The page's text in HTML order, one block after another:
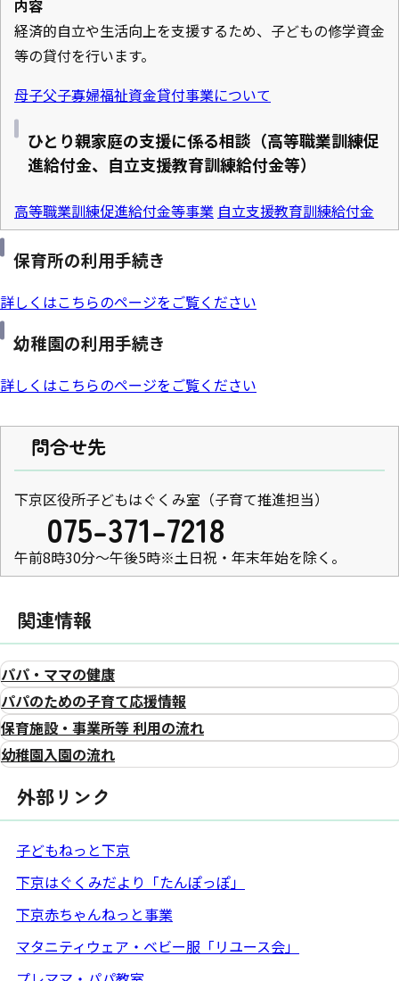
内容
経済的自立や生活向上を支援するため、子どもの修学資金
等の貸付を行います。
母子父子寡婦福祉資金貸付事業について
ひとり親家庭の支援に係る相談（高等職業訓練促
進給付金、自立支援教育訓練給付金等）
高等職業訓練促進給付金等事業 自立支援教育訓練給付金
保育所の利用手続き
詳しくはこちらのページをご覧ください
幼稚園の利用手続き
詳しくはこちらのページをご覧ください
問合せ先
下京区役所子どもはぐくみ室（子育て推進担当）
075-371-7218
午前8時30分～午後5時※土日祝・年末年始を除く。
関連情報
パパ・ママの健康
パパのための子育て応援情報
保育施設・事業所等 利用の流れ
幼稚園入園の流れ
外部リンク
子どもねっと下京
下京はぐくみだより「たんぽっぽ」
下京赤ちゃんねっと事業
マタニティウェア・ベビー服「リユース会」